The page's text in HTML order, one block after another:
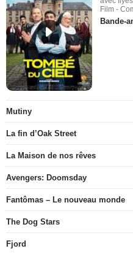
Film -
Bande-
Mutiny
La fin d’Oak Street
La Maison de nos rêves
Avengers: Doomsday
Fantômas – Le nouveau monde
The Dog Stars
Fjord